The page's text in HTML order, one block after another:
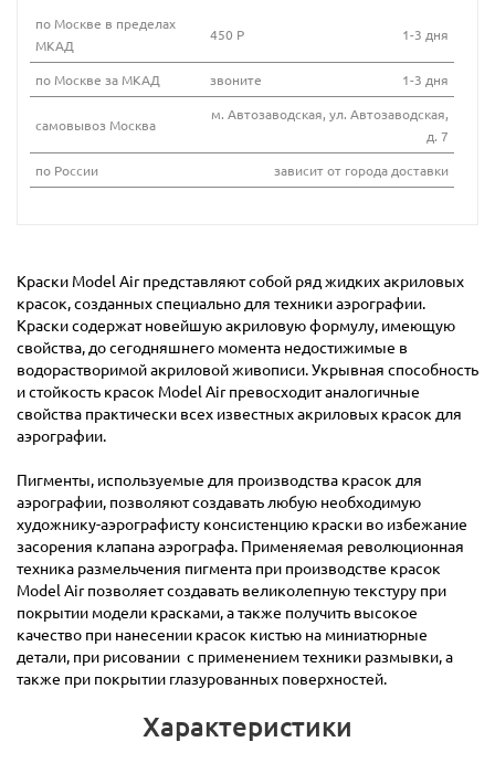
по Москве в пределах
МКАД
450 Р 1-3 дня
по Москве за МКАД звоните 1-3 дня
самовывоз Москва
м. Автозаводская, ул. Автозаводская,
д. 7
по России
зависит от города доставки
Краски Model Air представляют собой ряд жидких акриловых
красок, созданных специально для техники аэрографии.
Краски содержат новейшую акриловую формулу, имеющую
свойства, до сегодняшнего момента недостижимые в
водорастворимой акриловой живописи. Укрывная способность
и стойкость красок Model Air превосходит аналогичные
свойства практически всех известных акриловых красок для
аэрографии.
Пигменты, используемые для производства красок для
аэрографии, позволяют создавать любую необходимую
художнику-аэрографисту консистенцию краски во избежание
засорения клапана аэрографа. Применяемая революционная
техника размельчения пигмента при производстве красок
Model Air позволяет создавать великолепную текстуру при
покрытии модели красками, а также получить высокое
качество при нанесении красок кистью на миниатюрные
детали, при рисовании с применением техники размывки, а
также при покрытии глазурованных поверхностей.
Характеристики